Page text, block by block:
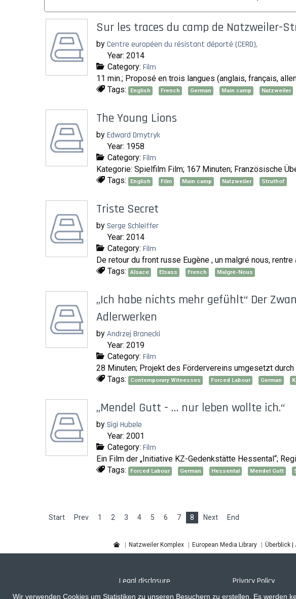
Wir verwenden Cookies um Statistiken zu unseren Besuchern zu erstellen. Es werden
Sur les traces du camp de Natzweiler-
by Centre européen du résistant déporté (CERD),
Year: 2014
Category: Film
11 min.; Proposé en trois langues (anglais, français,
Tags:
English French German Main camp Natzweiler
The Young Lions
by Edward Dmytryk
Year: 1958
Category: Film
Kategorie: Spielfilm Film; 167 Minuten; Französische
Tags:
English Film Main camp Natzweiler Struthof
Triste Secret
by Serge Schleiffer
Year: 2014
Category: Film
De retour du front russe Eugène , un malgré nous,
Tags:
Alsace Elsass French Malgré-Nous
„Ich habe nichts mehr gefühlt“ Der
Adlerwerken
by Andrzej Branecki
Year: 2019
Category: Film
28 Minuten; Projekt des Fördervereins umgesetzt
Tags:
Contemporary Witnesses Forced Labour German
„Mendel Gutt - … nur leben wollte ich.“
by Sigi Hubele
Year: 2001
Category: Film
Ein Film der „Initiative KZ-Gedenkstätte Hessental“;
Tags:
Forced Labour German Hessental Mendel Gutt
Start Prev 1 2 3 4 5 6 7 8 Next End
Natzweiler Komplex European Media Library Überblick |
Legal disclosure
Privacy Policy